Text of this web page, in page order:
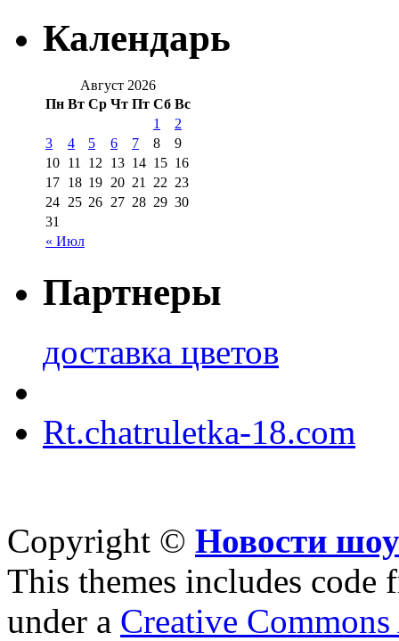
Календарь
Август 2026
Пн Вт Ср Чт Пт Сб Вс
« Июл
1
2
3
4 5 6 7 8
9
10 11 12 13 14 15 16
17 18 19 20 21 22 23
24 25 26 27 28 29 30
31
Партнеры
доставка цветов
Rt.chatruletka-18.com
Copyright © Новости
This themes includes code
under a Creative